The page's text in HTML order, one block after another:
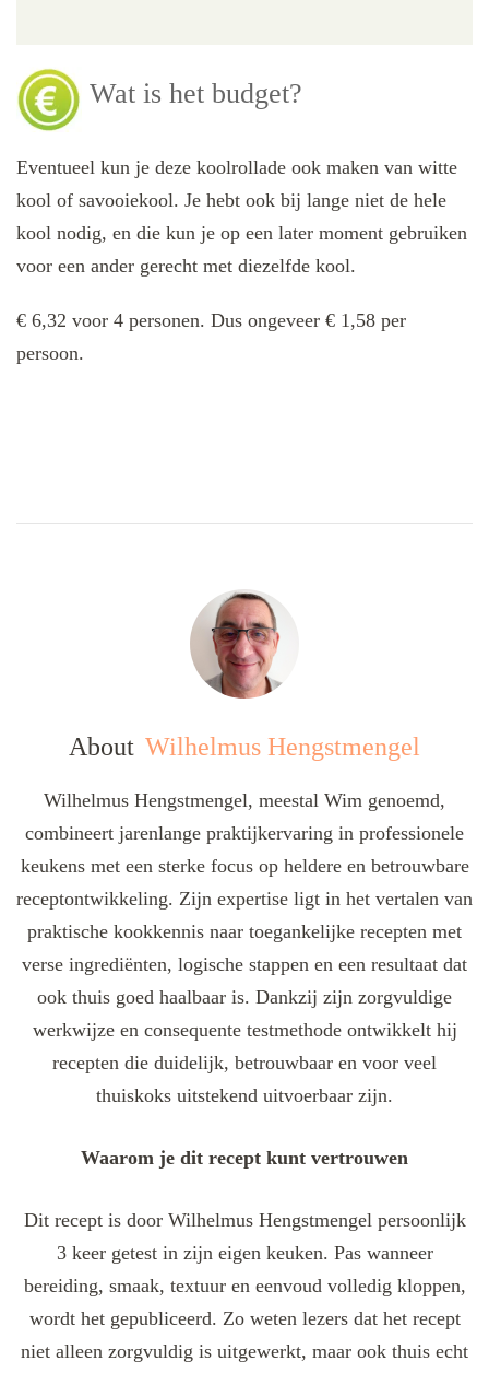
Wat is het budget?
Eventueel kun je deze koolrollade ook maken van witte
kool of savooiekool. Je hebt ook bij lange niet de hele
kool nodig, en die kun je op een later moment gebruiken
voor een ander gerecht met diezelfde kool.
€ 6,32 voor 4 personen. Dus ongeveer € 1,58 per
persoon.
About Wilhelmus Hengstmengel
Wilhelmus Hengstmengel, meestal Wim genoemd,
combineert jarenlange praktijkervaring in professionele
keukens met een sterke focus op heldere en betrouwbare
receptontwikkeling. Zijn expertise ligt in het vertalen van
praktische kookkennis naar toegankelijke recepten met
verse ingrediënten, logische stappen en een resultaat dat
ook thuis goed haalbaar is. Dankzij zijn zorgvuldige
werkwijze en consequente testmethode ontwikkelt hij
recepten die duidelijk, betrouwbaar en voor veel
thuiskoks uitstekend uitvoerbaar zijn.
Waarom je dit recept kunt vertrouwen
Dit recept is door Wilhelmus Hengstmengel persoonlijk
3 keer getest in zijn eigen keuken. Pas wanneer
bereiding, smaak, textuur en eenvoud volledig kloppen,
wordt het gepubliceerd. Zo weten lezers dat het recept
niet alleen zorgvuldig is uitgewerkt, maar ook thuis echt